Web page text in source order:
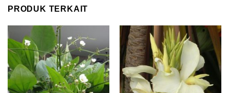
PRODUK TERKAIT